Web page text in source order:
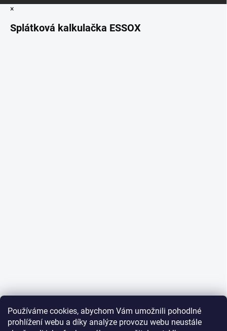
Používáme cookies, abychom Vám umožnili pohodlné
prohlížení webu a díky analýze provozu webu neustále
×
Splátková kalkulačka ESSOX